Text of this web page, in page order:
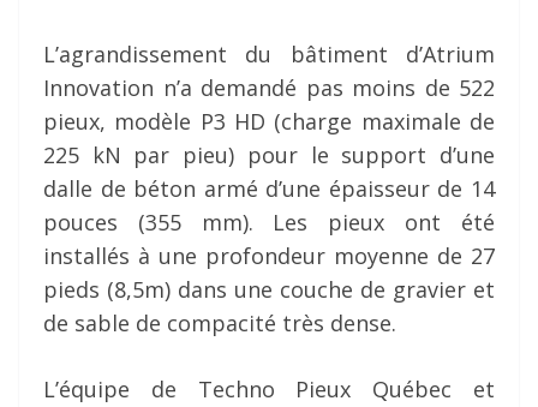
L’agrandissement du bâtiment d’Atrium
Innovation n’a demandé pas moins de 522
pieux, modèle P3 HD (charge maximale de
225 kN par pieu) pour le support d’une
dalle de béton armé d’une épaisseur de 14
pouces (355 mm). Les pieux ont été
installés à une profondeur moyenne de 27
pieds (8,5m) dans une couche de gravier et
de sable de compacité très dense.
L’équipe de Techno Pieux Québec et